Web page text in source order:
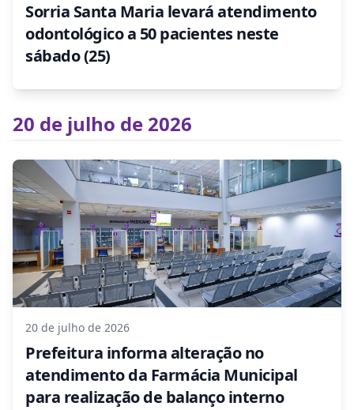
Sorria Santa Maria levará atendimento
odontológico a 50 pacientes neste
sábado (25)
20 de julho de 2026
20 de julho de 2026
Prefeitura informa alteração no
atendimento da Farmácia Municipal
para realização de balanço interno